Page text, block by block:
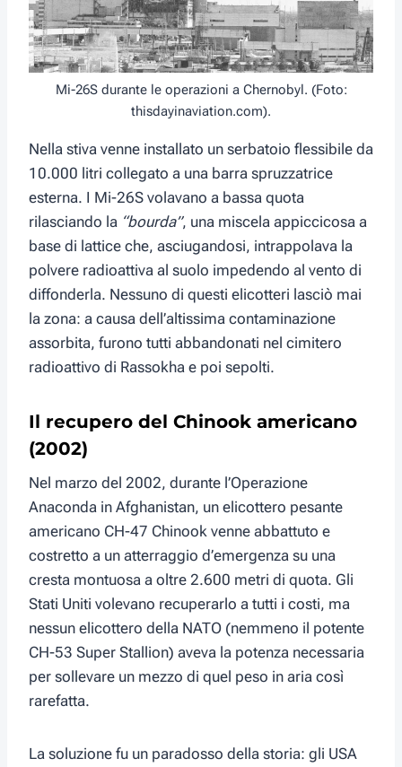
Mi-26S durante le operazioni a Chernobyl. (Foto:
thisdayinaviation.com).
Nella stiva venne installato un serbatoio flessibile da
10.000 litri collegato a una barra spruzzatrice
esterna. I Mi-26S volavano a bassa quota
rilasciando la “bourda”, una miscela appiccicosa a
base di lattice che, asciugandosi, intrappolava la
polvere radioattiva al suolo impedendo al vento di
diffonderla. Nessuno di questi elicotteri lasciò mai
la zona: a causa dell’altissima contaminazione
assorbita, furono tutti abbandonati nel cimitero
radioattivo di Rassokha e poi sepolti.
Il recupero del Chinook americano
(2002)
Nel marzo del 2002, durante l’Operazione
Anaconda in Afghanistan, un elicottero pesante
americano CH-47 Chinook venne abbattuto e
costretto a un atterraggio d’emergenza su una
cresta montuosa a oltre 2.600 metri di quota. Gli
Stati Uniti volevano recuperarlo a tutti i costi, ma
nessun elicottero della NATO (nemmeno il potente
CH-53 Super Stallion) aveva la potenza necessaria
per sollevare un mezzo di quel peso in aria così
rarefatta.
La soluzione fu un paradosso della storia: gli USA